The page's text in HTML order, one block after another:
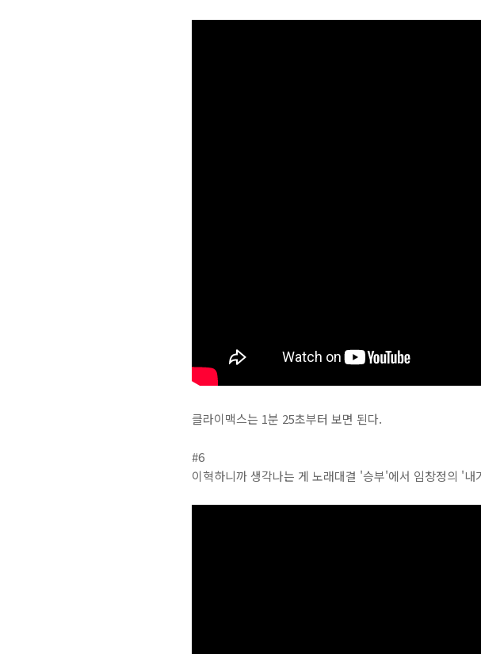
클라이맥스는 1분 25초부터 보면 된다.
#6
이혁하니까 생각나는 게 노래대결 '승부'에서 임창정의 '